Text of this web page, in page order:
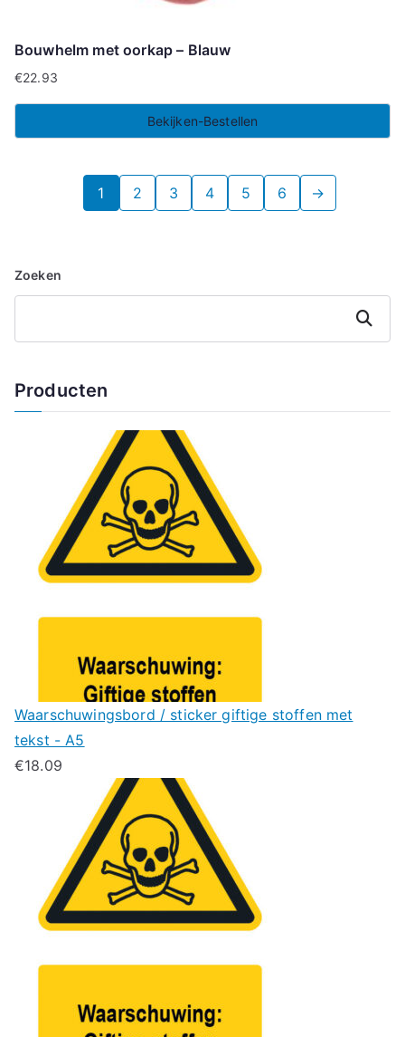
Bouwhelm met oorkap – Blauw
€22.93
Bekijken-Bestellen
1 2 3 4 5 6 →
Zoeken
Zoeken
Producten
Waarschuwingsbord / sticker giftige stoffen met
tekst - A5
€18.09